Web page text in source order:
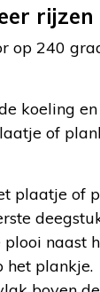
rijzen
op 240
koeling
of
plaatje of
naast
het plankje.